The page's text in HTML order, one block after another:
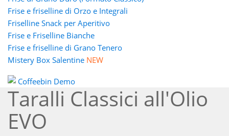
Frise e friselline di Orzo e Integrali
Friselline Snack per Aperitivo
Frise e Friselline Bianche
Frise e friselline di Grano Tenero
Mistery Box Salentine NEW
Taralli Classici all'Olio
EVO